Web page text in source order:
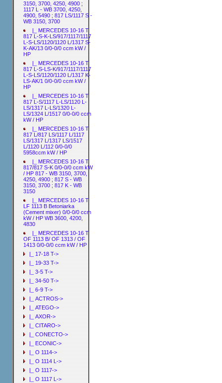
3150, 3700, 4250, 4900 ;
1117 L - WB 3700, 4250,
4900, 5490 ; 817 LS/1117 S -
WB 3150, 3700
|_ MERCEDES 10-16 T
817 L-S-K-LS/917/1117/1117
L-S-LS/1120/1120 L/1317 S-
K-AK/13 0/0-0/0 ccm kW /
HP
|_ MERCEDES 10-16 T
817 L-S-LS-K/917/1117/1117
L-S-LS/1120/1120 L/1317 K-
LS-AK/1 0/0-0/0 ccm kW /
HP
|_ MERCEDES 10-16 T
817 L-S/1117 L-LS/1120 L-
LS/1317 L-LS/1320 L-
LS/1324 L/1517 0/0-0/0 ccm
kW / HP
|_ MERCEDES 10-16 T
817 L/817 LS/1117 L/1117
LS/1317 L/1317 LS/1517
L/1120 L/112 0/0-0/0
5958ccm kW / HP
|_ MERCEDES 10-16 T
817/817 S-K 0/0-0/0 ccm kW
/ HP 817 - WB 3150, 3700,
4250, 4900 ; 817 S - WB
3150, 3700 ; 817 K - WB
3150
|_ MERCEDES 10-16 T
LF 1113 B Betoniarka
(Cement mixer) 0/0-0/0 ccm
kW / HP WB 3600, 4200,
4830
|_ MERCEDES 10-16 T
OF 1113 B/ OF 1313 / OF
1413 0/0-0/0 ccm kW / HP
|_ 17-18 T->
|_ 19-33 T->
|_ 3-5 T->
|_ 34-50 T->
|_ 6-9 T->
|_ ACTROS->
|_ ATEGO->
|_ AXOR->
|_ CITARO->
|_ CONECTO->
|_ ECONIC->
|_ O 1114->
|_ O 1114 L->
|_ O 1117->
|_ O 1117 L->